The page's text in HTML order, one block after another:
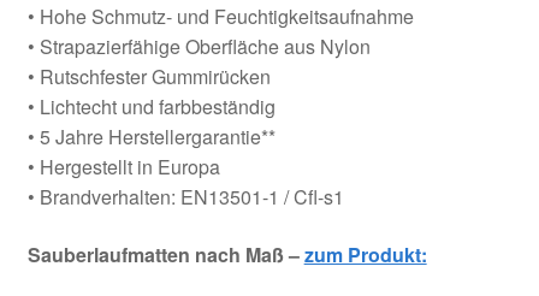
• Hohe Schmutz- und Feuchtigkeitsaufnahme
• Strapazierfähige Oberfläche aus Nylon
• Rutschfester Gummirücken
• Lichtecht und farbbeständig
• 5 Jahre Herstellergarantie**
• Hergestellt in Europa
• Brandverhalten: EN13501-1 / Cfl-s1
Sauberlaufmatten nach Maß –zum Produkt: